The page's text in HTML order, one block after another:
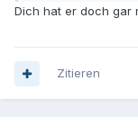
Dich hat er doch gar
Zitieren